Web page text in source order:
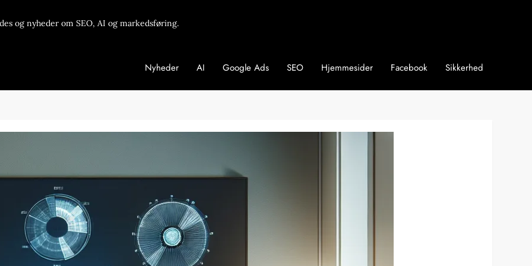
og nyheder om SEO, AI og markedsføring.
Nyheder AI Google Ads SEO Hjemmesider Facebook Sikkerhed